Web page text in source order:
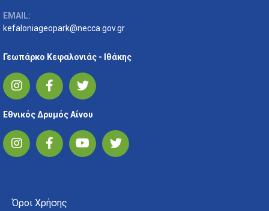
EMAIL:
kefaloniageopark@necca.gov.gr
Γεωπάρκο Κεφαλονιάς - Ιθάκης
Εθνικός Δρυμός Αίνου
FOOTER MENU
Όροι Χρήσης